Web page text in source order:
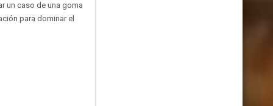
un caso de una goma
para dominar el